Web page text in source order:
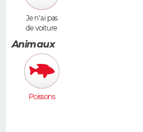
Je n'ai pas
de voiture
Animaux
Poissons